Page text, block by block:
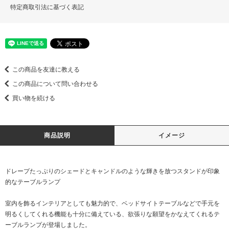
特定商取引法に基づく表記
この商品を友達に教える
この商品について問い合わせる
買い物を続ける
商品説明 イメージ
ドレープたっぷりのシェードとキャンドルのような輝きを放つスタンドが印象
的なテーブルランプ
室内を飾るインテリアとしても魅力的で、ベッドサイトテーブルなどで手元を
明るくしてくれる機能も十分に備えている、欲張りな願望をかなえてくれるテ
ーブルランプが登場しました。